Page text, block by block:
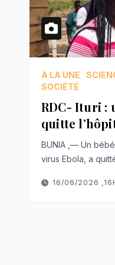
À LA UNE
SOCIÉTÉ
RDC- Ituri :
quitte
BUNIA ,— Un
virus Ebola, a
16/06/2026